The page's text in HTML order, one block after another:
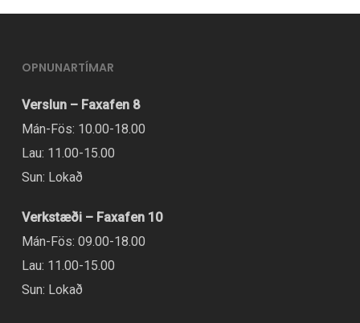
OPNUNARTÍMAR
Verslun – Faxafen 8
Mán-Fös: 10.00-18.00
Lau: 11.00-15.00
Sun: Lokað
Verkstæði – Faxafen 10
Mán-Fös: 09.00-18.00
Lau: 11.00-15.00
Sun: Lokað